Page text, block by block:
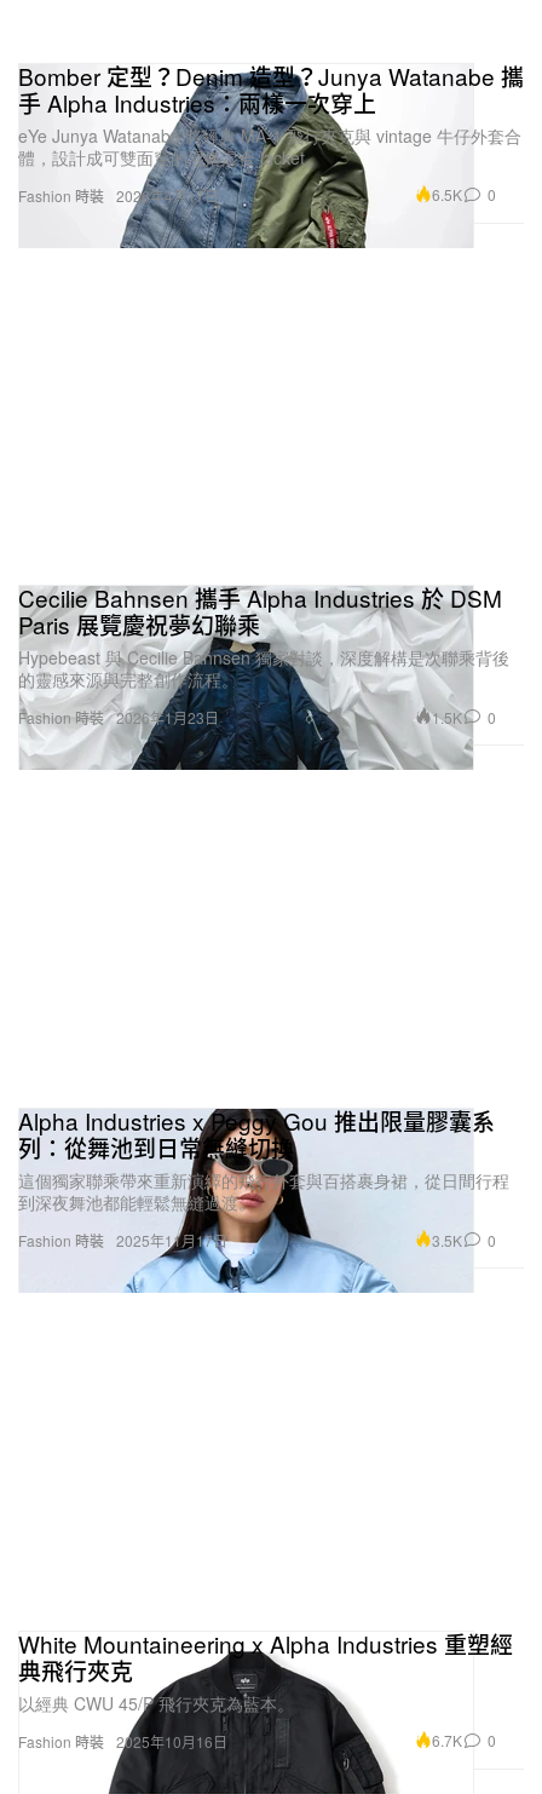
Fashion 時裝
Bomber 定型？Denim 造型？Junya Watanabe 攜
手 Alpha Industries：兩樣一次穿上
eYe Junya Watanabe 將經典 MA-1 飛行夾克與 vintage 牛仔外套合
體，設計成可雙面穿的混搭混合 jacket。
2026年4月17日 6.5K 0
Fashion 時裝
Cecilie Bahnsen 攜手 Alpha Industries 於 DSM
Paris 展覽慶祝夢幻聯乘
Hypebeast 與 Cecilie Bahnsen 獨家對談，深度解構是次聯乘背後
的靈感來源與完整創作流程。
2026年1月23日 1.5K 0
Fashion 時裝
Alpha Industries x Peggy Gou 推出限量膠囊系
列：從舞池到日常無縫切換
這個獨家聯乘帶來重新演繹的飛行外套與百搭裹身裙，從日間行程
到深夜舞池都能輕鬆無縫過渡。
2025年11月17日 3.5K 0
Fashion 時裝
White Mountaineering x Alpha Industries 重塑經
典飛行夾克
以經典 CWU 45/P 飛行夾克為藍本。
2025年10月16日 6.7K 0